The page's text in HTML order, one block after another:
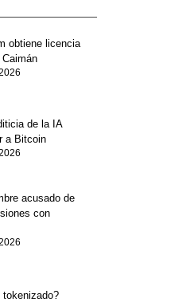
obtiene licencia
de la IA
a Bitcoin
acusado de
con
tokenizado?